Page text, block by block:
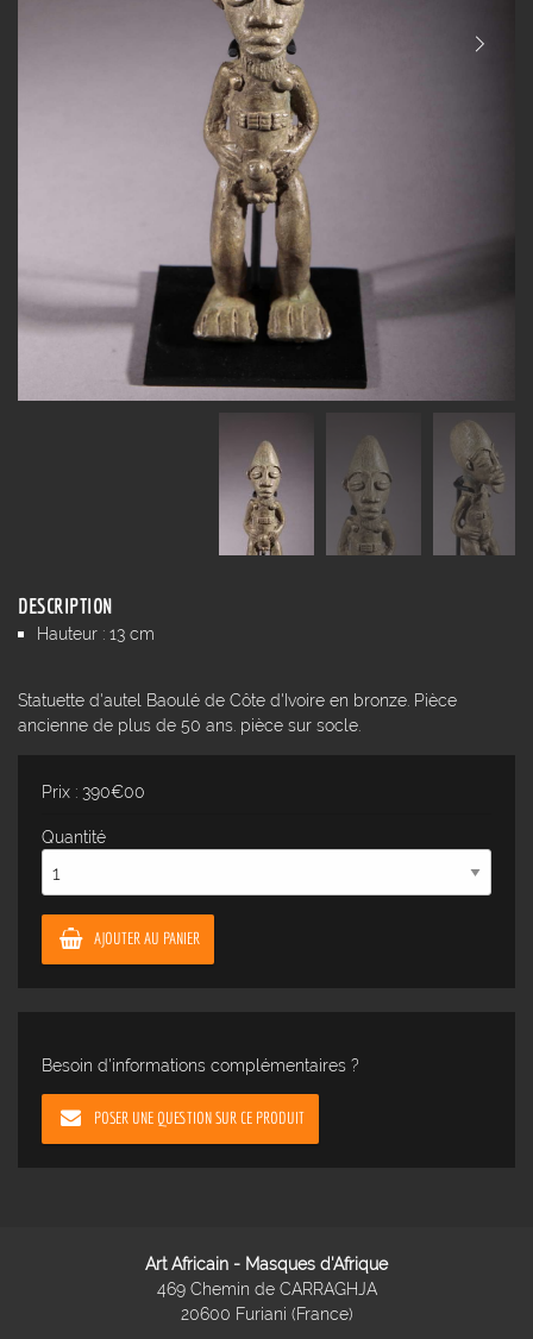
DESCRIPTION
Hauteur : 13 cm
Statuette d'autel Baoulé de Côte d'Ivoire en bronze. Pièce
ancienne de plus de 50 ans. pièce sur socle.
Prix : 390€00
Quantité
AJOUTER AU PANIER
Besoin d'informations complémentaires ?
POSER UNE QUESTION SUR CE PRODUIT
Art Africain - Masques d'Afrique
469 Chemin de CARRAGHJA
20600 Furiani (France)